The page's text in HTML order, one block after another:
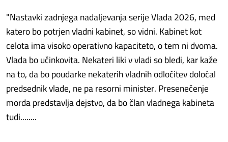
"Nastavki zadnjega nadaljevanja serije Vlada 2026, med
katero bo potrjen vladni kabinet, so vidni. Kabinet kot
celota ima visoko operativno kapaciteto, o tem ni dvoma.
Vlada bo učinkovita. Nekateri liki v vladi so bledi, kar kaže
na to, da bo poudarke nekaterih vladnih odločitev določal
predsednik vlade, ne pa resorni minister. Presenečenje
morda predstavlja dejstvo, da bo član vladnega kabineta
tudi........